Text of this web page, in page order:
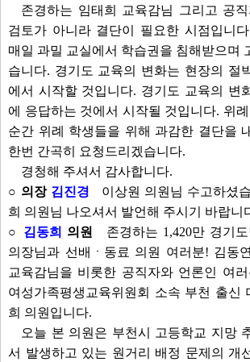
존경하는 임태희 교육감님 그리고 공
검토가 아니라 결단이 필요한 시점입니
매일 과밀 교실에서 학습권을 침해받으며
습니다. 경기도 교육의 변화는 현장의 절
에서 시작할 것입니다. 경기도 교육의 변
에 응답하는 것에서 시작될 것입니다. 위례
순간 위례 학생들을 위해 과감한 결단을
한번 간곡히 요청드리겠습니다.
경청해 주셔서 감사합니다.
○ 의장 김진경
이상원 의원님 수고하셨
희 의원님 나오셔서 발언해 주시기 바랍니
○ 김동희 의원
존경하는 1,420만 경기
의장님과 선배ㆍ동료 의원 여러분! 김동
교육감님을 비롯한 공직자와 언론인 여
여성가족평생교육위원회 소속 부천 출신
희 의원입니다.
오늘 본 의원은 부천시 고등학교 지망
서 발생하고 있는 원거리 배정 문제의 개